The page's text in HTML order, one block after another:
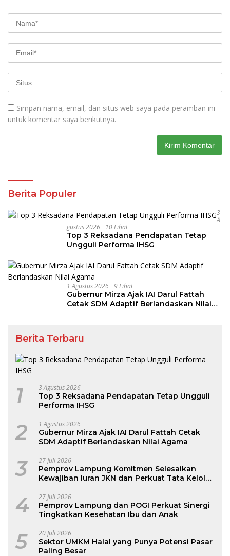
Simpan nama, email, dan situs web saya pada peramban ini
untuk komentar saya berikutnya.
Berita Populer
3
A
Gustus 2026
10 Lihat
Top 3 Reksadana Pendapatan Tetap
Ungguli Performa IHSG
1 Agustus 2026 9 Lihat
Gubernur Mirza Ajak IAI Darul Fattah
Cetak SDM Adaptif Berlandaskan Nilai
Berita Terbaru
1 3 Agustus 2026
Top 3 Reksadana Pendapatan Tetap Ungguli
Performa IHSG
2 1 Agustus 2026
Gubernur Mirza Ajak IAI Darul Fattah Cetak
SDM Adaptif Berlandaskan Nilai Agama
3 27 Juli 2026
Pemprov Lampung Komitmen Selesaikan
Kewajiban Iuran JKN dan Perkuat Tata Kelola
4 27 Juli 2026
Pemprov Lampung dan POGI Perkuat Sinergi
Tingkatkan Kesehatan Ibu dan Anak
5 20 Juli 2026
Sektor UMKM Halal yang Punya Potensi Pasar
Paling Besar